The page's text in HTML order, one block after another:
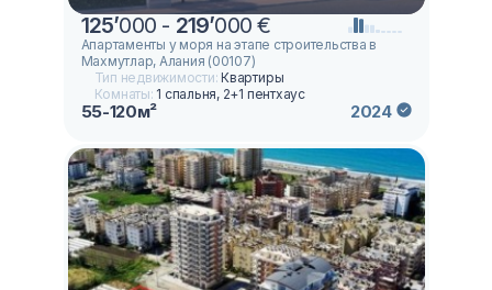
125’000 - 219’000 €
Апартаменты у моря на этапе строительства в
Махмутлар, Алания (00107)
Тип недвижимости:Квартиры
Комнаты: 1 спальня, 2+1 пентхаус
55-120м² 2024